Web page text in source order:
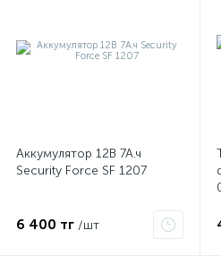
Аккумулятор 12В 7А.ч
Security Force SF 1207
6 400 тг /шт